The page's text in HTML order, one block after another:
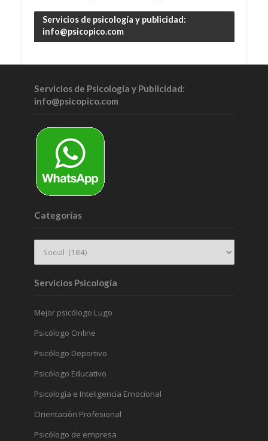
Servicios de psicología y publicidad:
info@psicopico.com
Servicios de Psicología y Publicidad:
info@psicopico.com
Categorías
Servicios Psicología
Mejor psicólogo Lugo
Psicólogo Online
Psicólogo Deportivo
Psicólogo Educativo
Psicología e Inteligencia Emocional
Orientación Profesional
Psicólogo de empresa